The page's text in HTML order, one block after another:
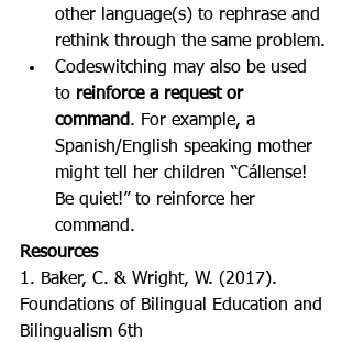
other language(s) to rephrase and
rethink through the same problem.
Codeswitching may also be used
to reinforce a request or
command. For example, a
Spanish/English speaking mother
might tell her children “Cállense!
Be quiet!” to reinforce her
command.
Resources
1. Baker, C. & Wright, W. (2017).
Foundations of Bilingual Education and
Bilingualism 6th